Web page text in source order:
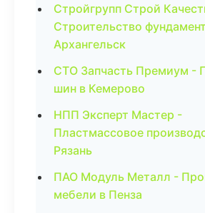
Стройгрупп Строй
Строительство
Архангельск
СТО Запчасть Премиум -
шин в Кемерово
НПП Эксперт Мастер -
Пластмассовое
Рязань
ПАО Модуль Металл -
мебели в Пенза